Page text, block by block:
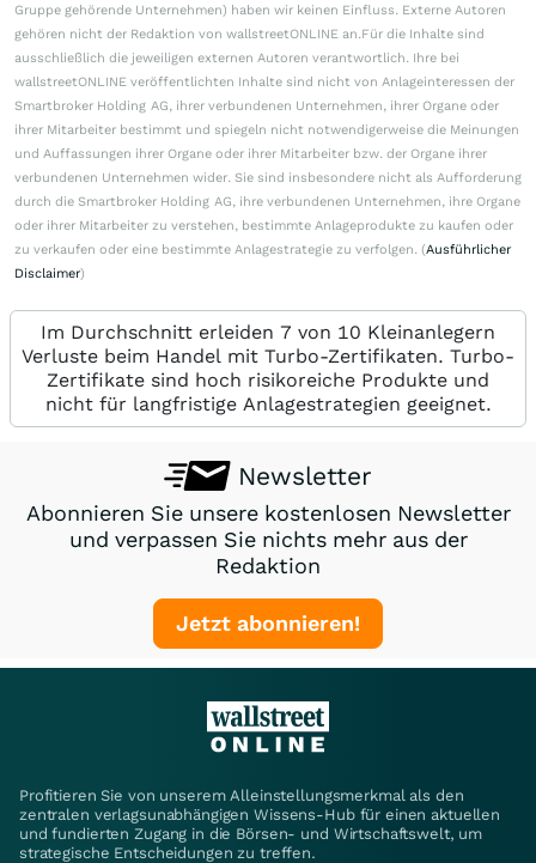
Gruppe gehörende Unternehmen) haben wir keinen Einfluss. Externe Autoren
gehören nicht der Redaktion von wallstreetONLINE an.Für die Inhalte sind
ausschließlich die jeweiligen externen Autoren verantwortlich. Ihre bei
wallstreetONLINE veröffentlichten Inhalte sind nicht von Anlageinteressen der
Smartbroker Holding AG, ihrer verbundenen Unternehmen, ihrer Organe oder
ihrer Mitarbeiter bestimmt und spiegeln nicht notwendigerweise die Meinungen
und Auffassungen ihrer Organe oder ihrer Mitarbeiter bzw. der Organe ihrer
verbundenen Unternehmen wider. Sie sind insbesondere nicht als Aufforderung
durch die Smartbroker Holding AG, ihre verbundenen Unternehmen, ihre Organe
oder ihrer Mitarbeiter zu verstehen, bestimmte Anlageprodukte zu kaufen oder
zu verkaufen oder eine bestimmte Anlagestrategie zu verfolgen. (Ausführlicher
Disclaimer)
Im Durchschnitt erleiden 7 von 10 Kleinanlegern
Verluste beim Handel mit Turbo-Zertifikaten. Turbo-
Zertifikate sind hoch risikoreiche Produkte und
nicht für langfristige Anlagestrategien geeignet.
Newsletter
Abonnieren Sie unsere kostenlosen Newsletter
und verpassen Sie nichts mehr aus der
Redaktion
Jetzt abonnieren!
Profitieren Sie von unserem Alleinstellungsmerkmal als den
zentralen verlagsunabhängigen Wissens-Hub für einen aktuellen
und fundierten Zugang in die Börsen- und Wirtschaftswelt, um
strategische Entscheidungen zu treffen.